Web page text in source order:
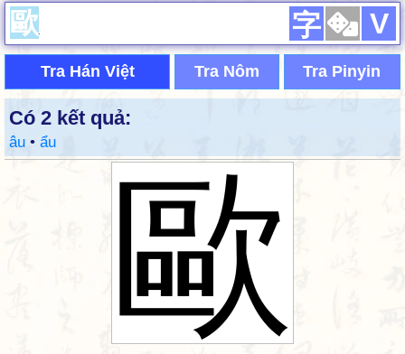
字 V
Tra Hán Việt Tra Nôm Tra Pinyin
Có 2 kết quả:
âu • ẩu
歐